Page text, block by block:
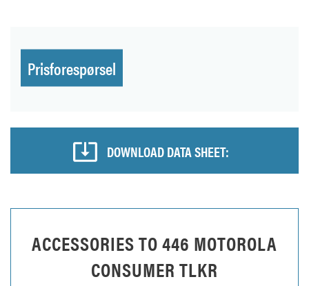
Prisforespørsel
DOWNLOAD DATA SHEET:
ACCESSORIES TO446 MOTOROLA
CONSUMER TLKR